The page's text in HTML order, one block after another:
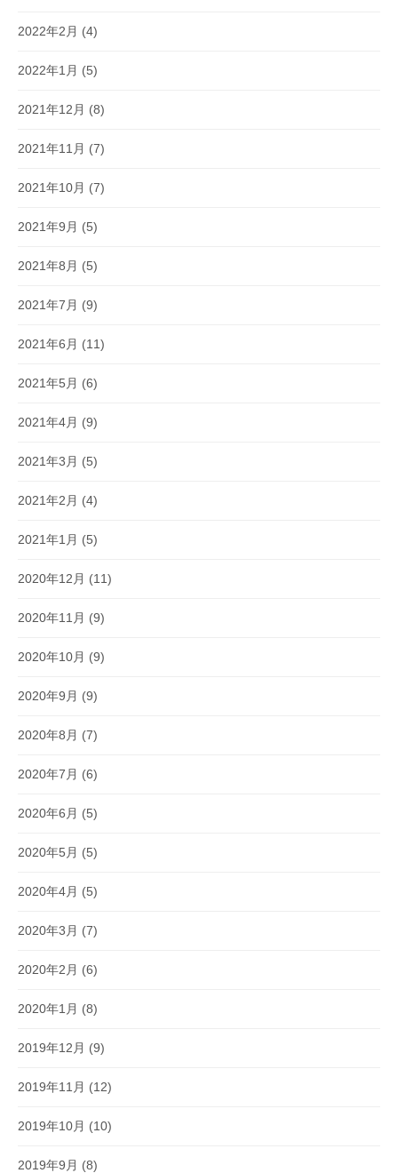
2022年2月 (4)
2022年1月 (5)
2021年12月 (8)
2021年11月 (7)
2021年10月 (7)
2021年9月 (5)
2021年8月 (5)
2021年7月 (9)
2021年6月 (11)
2021年5月 (6)
2021年4月 (9)
2021年3月 (5)
2021年2月 (4)
2021年1月 (5)
2020年12月 (11)
2020年11月 (9)
2020年10月 (9)
2020年9月 (9)
2020年8月 (7)
2020年7月 (6)
2020年6月 (5)
2020年5月 (5)
2020年4月 (5)
2020年3月 (7)
2020年2月 (6)
2020年1月 (8)
2019年12月 (9)
2019年11月 (12)
2019年10月 (10)
2019年9月 (8)